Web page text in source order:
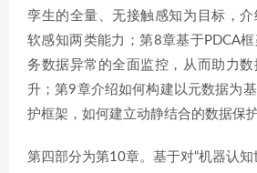
孪生的全量、无接触感知为目标，
软感知两类能力；第8章基于PDCA
务数据异常的全面监控，从而助力
升；第9章介绍如何构建以元数据为
护框架，如何建立动静结合的数据保
第四部分为第10章。基于对“机器认知